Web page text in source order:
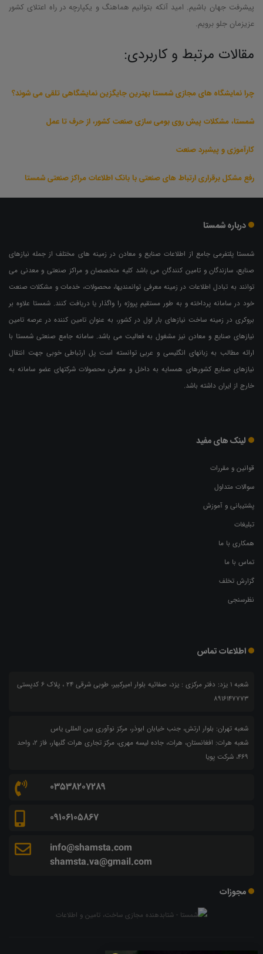
پیشرفت جهان باشیم. امید آنکه بتوانیم هماهنگ و یکپارچه در راه اعتلای کشور
عزیزمان جلو برویم.
مقالات مرتبط و کاربردی:
چرا نمایشگاه های مجازیشمستابهترین جایگزین نمایشگاهی تلقی می شوند؟
شمستا، مشکلات پیش روی بومی سازی صنعت کشور، از حرف تا عمل
کارآموزی وپیشبرد صنعت
رفع مشکل برقراری ارتباط های صنعتی با بانک اطلاعات مراکز صنعتی شمستا
درباره شمستا
شمستا پلتفرمی جامع از اطلاعات صنایع و معادن در زمینه های مختلف از جمله نیازهای
صنایع، سازندگان و تامین کنندگان می باشد کلیه متخصصان و مراکز صنعتی و معدنی می
توانند به تبادل اطلاعات در زمینه معرفی توانمندیها، محصولات، خدمات و مشکلات صنعت
خود در سامانه پرداخته و به طور مستقیم پروژه را واگذار یا دریافت کنند. شمستا علاوه بر
بروکری در زمینه ساخت نیازهای بار اول در کشور، به عنوان تامین کننده در عرصه تامین
نیازهای صنایع و معادن نیز مشغول به فعالیت می باشد. سامانه جامع صنعتی شمستا با
ارائه مطالب به زبانهای انگلیسی و عربی توانسته است پل ارتباطی خوبی جهت انتقال
نیازهای صنایع کشورهای همسایه به داخل و معرفی محصولات شرکتهای عضو سامانه به
خارج از ایران داشته باشد.
لینک های مفید
قوانین و مقررات
سوالات متداول
پشتیبانی و آموزش
تبلیغات
همکاری با ما
تماس با ما
گزارش تخلف
نظرسنجی
اطلاعات تماس
شعبه 1 یزد: دفتر مرکزی : یزد، صفائیه بلوار امیرکبیر، طوبی شرقی 24 ، پلاک 6 کدپستی
8916147773
شعبه تهران: بلوار ارتش، جنب خیابان ابوذر، مرکز نوآوری بین المللی یاس
شعبه هرات: افغانستان، هرات، جاده لیسه مهری، مرکز تجاری هرات گلبهار، فاز ۲، واحد
۴۶۹، شرکت پویا
03538207289
09106105867
info@shamsta.com
shamsta.va@gmail.com
مجوزات